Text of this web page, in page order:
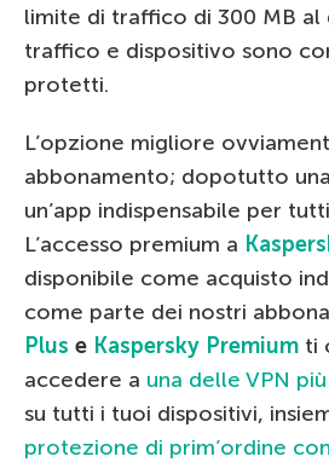
limite di traffico di 300 MB al
traffico e dispositivo sono
protetti.
L’opzione migliore
abbonamento; dopotutto
un’app indispensabile per
L’accesso premium a
disponibile come acquisto
come parte dei nostri
Plus e Kaspersky Premium ti
accedere a una delle VPN
su tutti i tuoi dispositivi,
protezione di prim’ordine